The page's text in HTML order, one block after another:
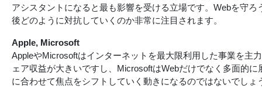
アシスタントになると最も影響を受ける立場です。Webを守
後どのように対抗していくのか非常に注目されます。
Apple, Microsoft
AppleやMicrosoftはインターネットを最大限利用した事業を主
ェア収益が大きいですし、MicrosoftはWebだけでなく多面的
に合わせて焦点をシフトしていく動きになるのではないでし